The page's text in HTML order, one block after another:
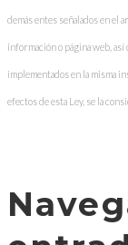
demás entes señalados en el
información o página web,
implementados en la misma
efectos de esta Ley, se la